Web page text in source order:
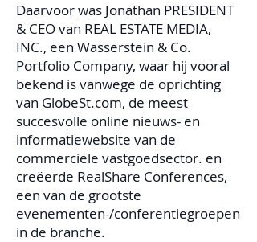
Daarvoor was Jonathan PRESIDENT
& CEO van REAL ESTATE MEDIA,
INC., een Wasserstein & Co.
Portfolio Company, waar hij vooral
bekend is vanwege de oprichting
van GlobeSt.com, de meest
succesvolle online nieuws- en
informatiewebsite van de
commerciële vastgoedsector. en
creëerde RealShare Conferences,
een van de grootste
evenementen-/conferentiegroepen
in de branche.